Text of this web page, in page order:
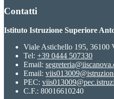
Contatti
Istituto Istruzione Superiore
Viale Astichello 195, 36100
Tel: +39 0444 507330
Email:
Email:
PEC:
C.F.: 80016610240